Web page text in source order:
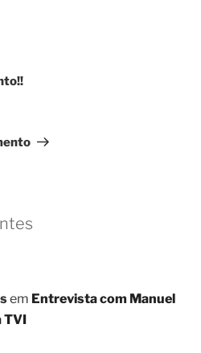
em Entrevista com Manuel
TVI